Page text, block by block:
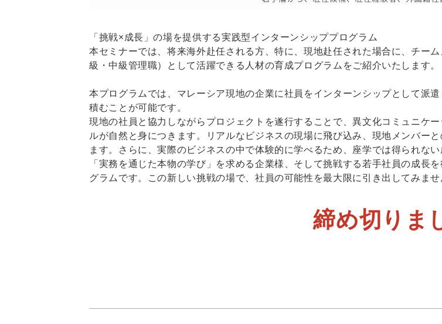
「挑戦×成長」の場を提供する実践型インターンシッププログラム
本セミナーでは、将来海外赴任される方、特に、現地赴任された場合に、チー
級・中級管理職）として活躍できる人材の育成プログラムをご紹介いたします。
本プログラムでは、マレーシア現地の企業に社員をインターンシップとして派
積むことが可能です。
現地の社員と協力しながらプロジェクトを遂行することで、異文化コミュニケ
ルが自然と身につきます。リアルなビジネスの現場に飛び込み、現地メンバー
ます。さらに、実際のビジネスの中で体験的に学べるため、座学では得られない
「実務を通じた本物の学び」を求める企業様、そして挑戦する若手社員の成長
グラムです。この新しい挑戦の場で、社員の可能性を最大限に引き出してみませ
締め切りま